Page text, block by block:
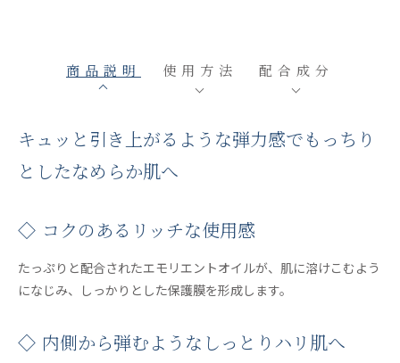
商品説明 使用方法 配合成分
キュッと引き上がるような弾力感でもっちり
としたなめらか肌へ
◇ コクのあるリッチな使用感
たっぷりと配合されたエモリエントオイルが、肌に溶けこむよう
になじみ、しっかりとした保護膜を形成します。
◇ 内側から弾むようなしっとりハリ肌へ